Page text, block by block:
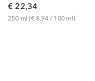
€ 22,34
250 ml (€ 8,94 / 100 ml)